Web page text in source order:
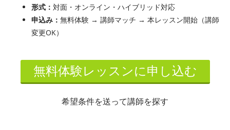
形式：対面・オンライン・ハイブリッド対応
申込み：無料体験 → 講師マッチ → 本レッスン開始（講師
変更OK）
無料体験レッスンに申し込む
希望条件を送って講師を探す